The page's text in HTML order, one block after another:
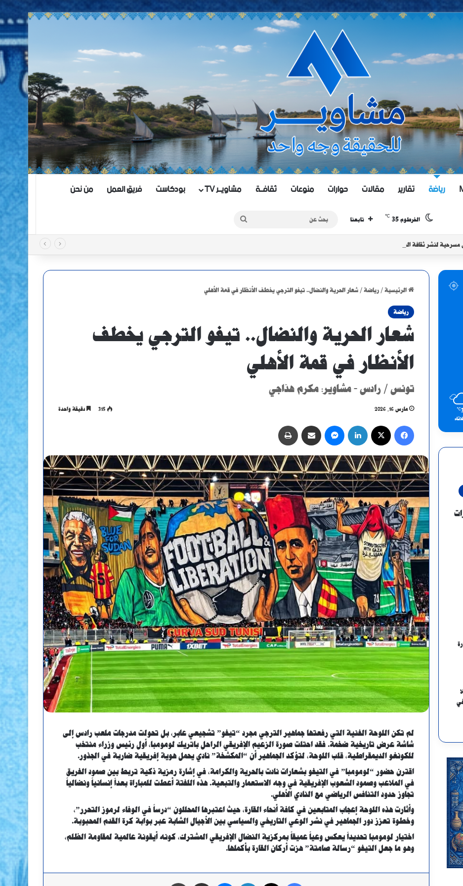
رياضة تقارير مقالات حوارات منوعات ثقافــة مشاويــر TV بودكاست فريق العمل من نحن
الخرطوم 35
℃
تابعنا بحث
عن
لنشر ثقافة السلام ومناهضة خطاب الكراهية في السودان
الرئيسية / رياضة / شعار الحرية والنضال.. تيفو الترجي يخطف الأنظار في قمة الأهلي
رياضة
شعار الحرية والنضال.. تيفو الترجي يخطف
الأنظار في قمة الأهلي
تونس / رادس - مشاوير: مكرم هدّاجي
مارس 16, 2026 315 دقيقة واحدة
فيسبوك لينكدإن ماسنجر مشاركة عبر البريد
لم تكن اللوحة الفنية التي رفعتها جماهير الترجي مجرد “تيفو” تشجيعي عابر، بل تحولت مدرجات ملعب رادس إلى
شاشة عرض تاريخية ضخمة. فقد احتلت صورة الزعيم الإفريقي الراحل باتريك لومومبا، أول رئيس وزراء منتخب
للكونغو الديمقراطية، قلب اللوحة، لتؤكد الجماهير أن “المكشخة” نادي يحمل هوية إفريقية ضاربة في الجذور.
اقترن حضور “لومومبا” في التيفو بشعارات نادت بالحرية والكرامة، في إشارة رمزية ذكية تربط بين صمود الفريق
في الملاعب وصمود الشعوب الإفريقية في وجه الاستعمار والتبعية. هذه اللفتة أعطت للمباراة بعداً إنسانياً ونضالياً
تجاوز حدود التنافس الرياضي مع النادي الأهلي.
وأثارت هذه اللوحة إعجاب المتابعين في كافة أنحاء القارة، حيث اعتبرها المحللون “درساً في الوفاء لرموز التحرر”،
وخطوة تعزز دور الجماهير في نشر الوعي التاريخي والسياسي بين الأجيال الشابة عبر بوابة كرة القدم المحبوبة.
اختيار لومومبا تحديداً يعكس وعياً عميقاً بمركزية النضال الإفريقي المشترك، كونه أيقونة عالمية لمقاومة الظلم،
وهو ما جعل التيفو “رسالة صامتة” هزت أركان القارة بأكملها.
فيسبوك لينكدإن ماسنجر مشاركة عبر البريد
℃